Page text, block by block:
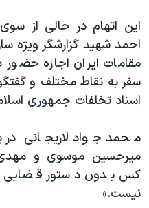
این اتهام در حالی از
احمد شهید گزارشگر ویژه
مقامات ایران اجازه
سفر به نقاط مختلف و
اسناد تخلفات جمهوری
محمد جواد لاریجانی
میرحسین موسوی و مهدی
کس بدون دستور
نیست.»